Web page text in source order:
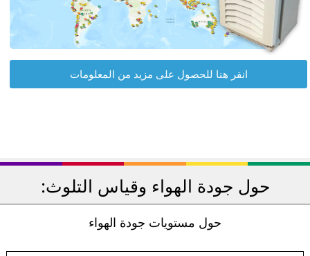
انقر هنا للحصول على مزيد من المعلومات
حول جودة الهواء وقياس التلوث:
حول مستويات جودة الهواء